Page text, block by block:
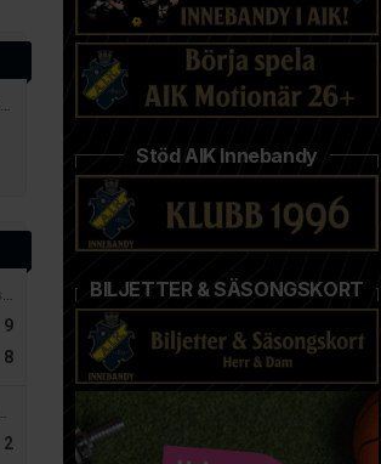
9
8
2
Stöd AIK Innebandy
BILJETTER & SÄSONGSKORT